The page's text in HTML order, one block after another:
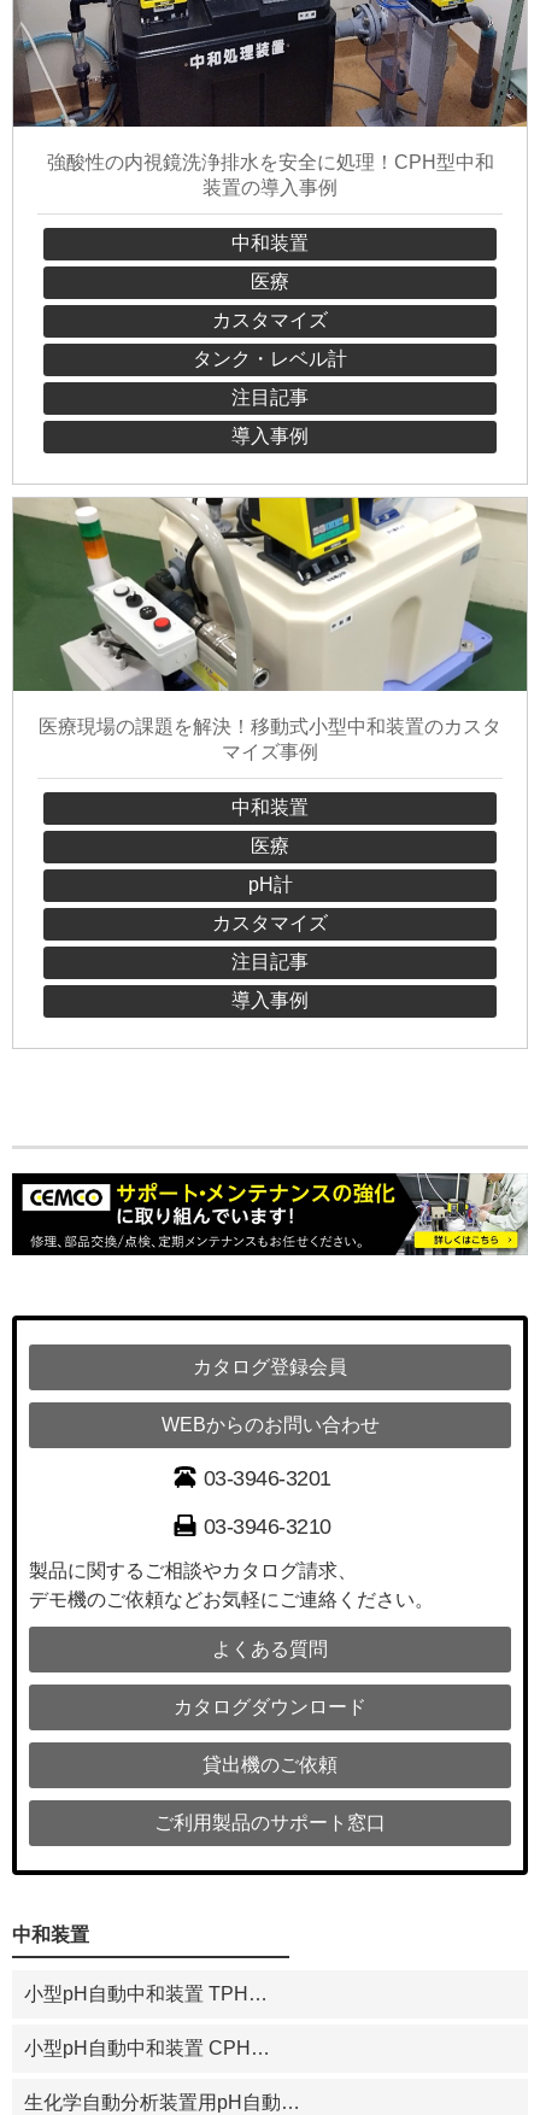
強酸性の内視鏡洗浄排水を安全に処理！CPH型中和
装置の導入事例
中和装置
医療
カスタマイズ
タンク・レベル計
注目記事
導入事例
医療現場の課題を解決！移動式小型中和装置のカスタ
マイズ事例
中和装置
医療
pH計
カスタマイズ
注目記事
導入事例
カタログ登録会員
WEBからのお問い合わせ
03-3946-3201
03-3946-3210
製品に関するご相談やカタログ請求、
デモ機のご依頼などお気軽にご連絡ください。
よくある質問
カタログダウンロード
貸出機のご依頼
ご利用製品のサポート窓口
中和装置
小型pH自動中和装置 TPH …
小型pH自動中和装置 CPH …
生化学自動分析装置用pH自動…